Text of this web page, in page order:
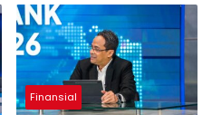
Finansial